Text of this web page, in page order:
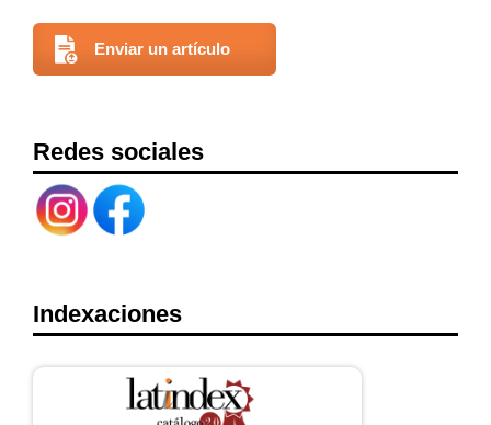
Enviar un artículo
Redes sociales
Indexaciones